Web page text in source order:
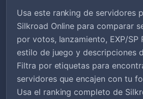
Usa este ranking de servidores
Silkroad Online para comparar
por votos, lanzamiento, EXP/SP
estilo de juego y descripciones
Filtra por etiquetas para
servidores que encajen con tu
Usa el ranking completo de